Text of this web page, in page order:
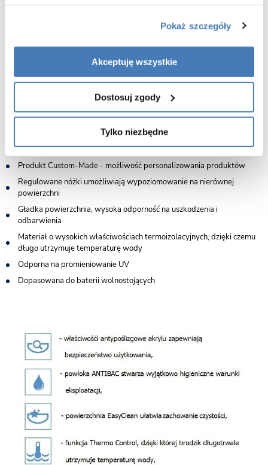
Pokaż szczegóły
Akceptuję wszystkie
Dostosuj zgody
Tylko niezbędne
powierzchnię, cechującą się bardzo wysoką trwałością oraz odpornością
zabrudzeń, ułatwiając pielęgnację i zachowanie nienagannego wyglądu
Dodatkowym atutem jest antybakteryjna warstwa Gelcoat, która hamuje
rozwój drobnoustrojów i bakterii, podnosząc poziom higieny w łazience.
Powierzchnia wanny pozostaje bezpieczna, łatwa do utrzymania w
czystości i odporna na codzienne użytkowanie, eliminując problemy
typowe dla strefy kąpielowej. To rozwiązanie stworzone z myślą o
trwałości, estetyce i komforcie użytkownika.
Produkt HandMade - ręczne wykonanie produktów
Produkt Custom-Made - możliwość personalizowania produktów
Regulowane nóżki umożliwiają wypoziomowanie na nierównej
powierzchni
Gładka powierzchnia, wysoka odporność na uszkodzenia i
odbarwienia
Materiał o wysokich właściwościach termoizolacyjnych, dzięki czemu
długo utrzymuje temperaturę wody
Odporna na promieniowanie UV
Dopasowana do baterii wolnostojących